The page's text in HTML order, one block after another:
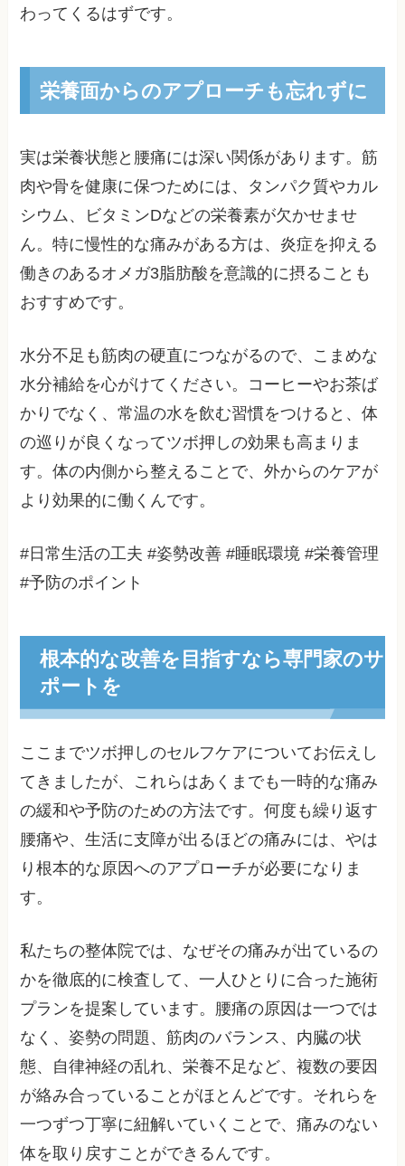
わってくるはずです。
栄養面からのアプローチも忘れずに
実は栄養状態と腰痛には深い関係があります。筋
肉や骨を健康に保つためには、タンパク質やカル
シウム、ビタミンDなどの栄養素が欠かせませ
ん。特に慢性的な痛みがある方は、炎症を抑える
働きのあるオメガ3脂肪酸を意識的に摂ることも
おすすめです。
水分不足も筋肉の硬直につながるので、こまめな
水分補給を心がけてください。コーヒーやお茶ば
かりでなく、常温の水を飲む習慣をつけると、体
の巡りが良くなってツボ押しの効果も高まりま
す。体の内側から整えることで、外からのケアが
より効果的に働くんです。
#日常生活の工夫 #姿勢改善 #睡眠環境 #栄養管理
#予防のポイント
根本的な改善を目指すなら専門家のサ
ポートを
ここまでツボ押しのセルフケアについてお伝えし
てきましたが、これらはあくまでも一時的な痛み
の緩和や予防のための方法です。何度も繰り返す
腰痛や、生活に支障が出るほどの痛みには、やは
り根本的な原因へのアプローチが必要になりま
す。
私たちの整体院では、なぜその痛みが出ているの
かを徹底的に検査して、一人ひとりに合った施術
プランを提案しています。腰痛の原因は一つでは
なく、姿勢の問題、筋肉のバランス、内臓の状
態、自律神経の乱れ、栄養不足など、複数の要因
が絡み合っていることがほとんどです。それらを
一つずつ丁寧に紐解いていくことで、痛みのない
体を取り戻すことができるんです。